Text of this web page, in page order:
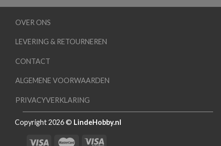
OVER ONS
LEVERING & RETOURNEREN
CONTACT
ALGEMENE VOORWAARDEN
PRIVACYVERKLARING
Copyright 2026 © LindeHobby.nl